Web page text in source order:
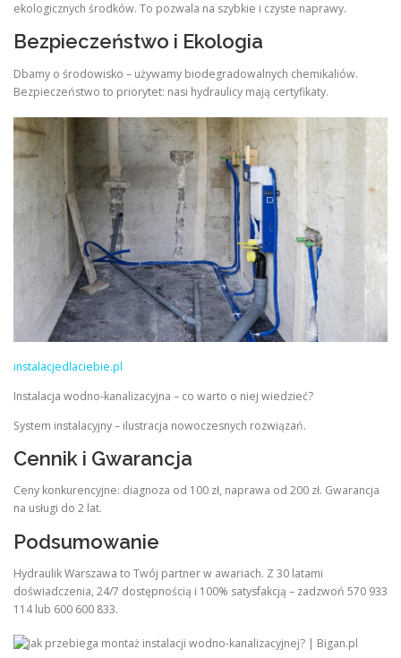
ekologicznych środków. To pozwala na szybkie i czyste naprawy.
Bezpieczeństwo i Ekologia
Dbamy o środowisko – używamy biodegradowalnych chemikaliów.
Bezpieczeństwo to priorytet: nasi hydraulicy mają certyfikaty.
instalacjedlaciebie.pl
Instalacja wodno-kanalizacyjna – co warto o niej wiedzieć?
System instalacyjny – ilustracja nowoczesnych rozwiązań.
Cennik i Gwarancja
Ceny konkurencyjne: diagnoza od 100 zł, naprawa od 200 zł. Gwarancja
na usługi do 2 lat.
Podsumowanie
Hydraulik Warszawa to Twój partner w awariach. Z 30 latami
doświadczenia, 24/7 dostępnością i 100% satysfakcją – zadzwoń 570 933
114 lub 600 600 833.